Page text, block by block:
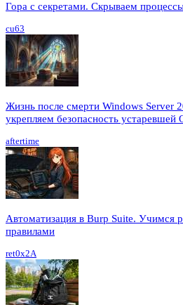
Гора с секретами. Скрываем
cu63
Жизнь после смерти Windows Server
укрепляем безопасность устаревшей
aftertime
Автоматизация в Burp Suite. Учимся
правилами
ret0x2A